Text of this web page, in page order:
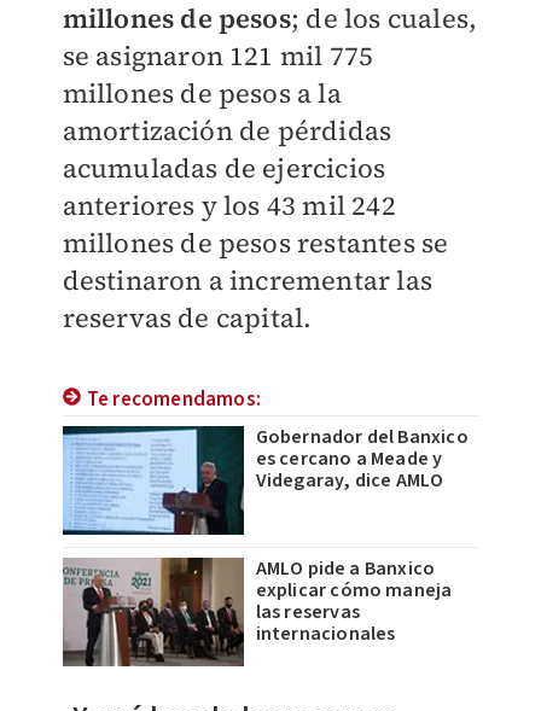
millones de pesos; de los cuales,
se asignaron 121 mil 775
millones de pesos a la
amortización de pérdidas
acumuladas de ejercicios
anteriores y los 43 mil 242
millones de pesos restantes se
destinaron a incrementar las
reservas de capital.
Te recomendamos:
Gobernador del Banxico
es cercano a Meade y
Videgaray, dice AMLO
AMLO pide a Banxico
explicar cómo maneja
las reservas
internacionales